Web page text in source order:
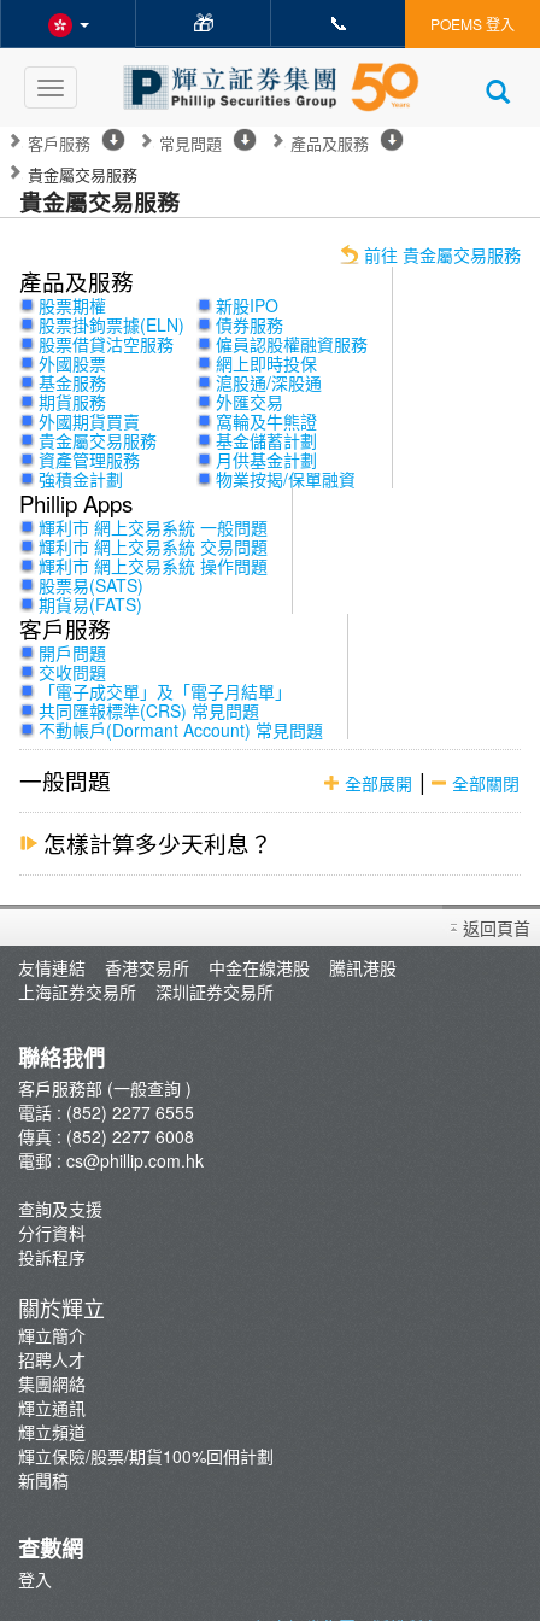
🎁 📞 POEMS 登入
Toggle
navigation
客戶服務 常見問題
產品及服務
貴金屬交易服務
貴金屬交易服務
前往 貴金屬交易服務
產品及服務
股票期權
股票掛鉤票據(ELN)
股票借貸沽空服務
外國股票
基金服務
期貨服務
外國期貨買賣
貴金屬交易服務
資產管理服務
強積金計劃
新股IPO
債券服務
僱員認股權融資服務
網上即時投保
滬股通/深股通
外匯交易
窩輪及牛熊證
基金儲蓄計劃
月供基金計劃
物業按揭/保單融資
Phillip Apps
輝利市 網上交易系統 一般問題
輝利市 網上交易系統 交易問題
輝利市 網上交易系統 操作問題
股票易(SATS)
期貨易(FATS)
客戶服務
開戶問題
交收問題
「電子成交單」及「電子月結單」
共同匯報標準(CRS) 常見問題
不動帳戶(Dormant Account) 常見問題
全部展開 | 全部關閉
一般問題
怎樣計算多少天利息？
返回頁首
友情連結
香港交易所 中金在線港股
騰訊港股
上海証券交易所
深圳証券交易所
聯絡我們
客戶服務部 (一般查詢 )
電話 : (852) 2277 6555
傳真 : (852) 2277 6008
電郵 : cs@phillip.com.hk
查詢及支援
分行資料
投訴程序
關於輝立
輝立簡介
招聘人才
集團網絡
輝立通訊
輝立頻道
輝立保險/股票/期貨100%回佣計劃
新聞稿
查數網
登入